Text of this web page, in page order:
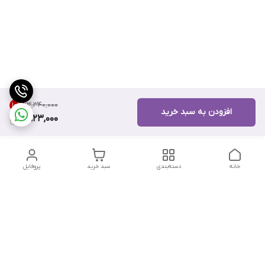
۱۳٬۳۴۰٬۰۰۰ 10%
11,923,000
افزودن به سبد خرید
پروفایل سبد خرید دسته‌بندی خانه